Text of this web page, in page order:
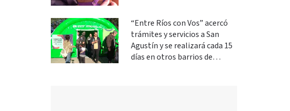
“Entre Ríos con Vos” acercó
trámites y servicios a San
Agustín y se realizará cada 15
días en otros barrios de